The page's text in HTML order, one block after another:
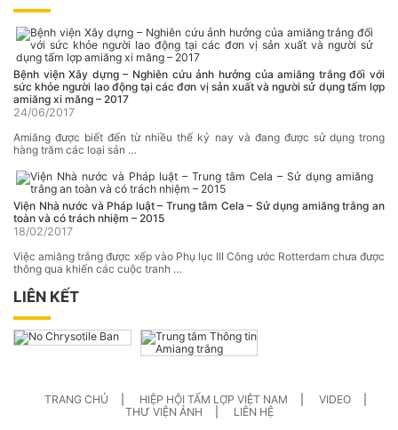
Bệnh viện Xây dựng – Nghiên cứu ảnh hưởng của amiăng trắng đối với
sức khỏe người lao động tại các đơn vị sản xuất và người sử dụng tấm lợp
amiăng xi măng – 2017
24/06/2017
Amiăng được biết đến từ nhiều thế kỷ nay và đang được sử dụng trong
hàng trăm các loại sản …
Viện Nhà nước và Pháp luật – Trung tâm Cela – Sử dụng amiăng trắng an
toàn và có trách nhiệm – 2015
18/02/2017
Việc amiăng trắng được xếp vào Phụ lục III Công ước Rotterdam chưa được
thông qua khiến các cuộc tranh …
LIÊN KẾT
TRANG CHỦ HIỆP HỘI TẤM LỢP VIỆT NAM
VIDEO
THƯ VIỆN ẢNH
LIÊN HỆ